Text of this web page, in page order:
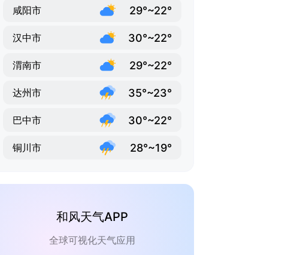
咸阳市 29°~22°
汉中市 30°~22°
渭南市 29°~22°
达州市 35°~23°
巴中市 30°~22°
铜川市 28°~19°
和风天气APP
全球可视化天气应用